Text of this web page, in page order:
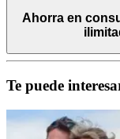
Ahorra en
Te puede